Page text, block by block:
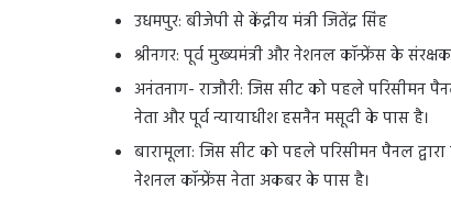
उधमपुर: बीजेपी से केंद्रीय मंत्री जितेंद्र सिंह
श्रीनगर: पूर्व मुख्यमंत्री और नेशनल कॉन्फ्रेंस के
अनंतनाग- राजौरी: जिस सीट को पहले परिसीमन
नेता और पूर्व न्यायाधीश हसनैन मसूदी के पास है।
बारामूला: जिस सीट को पहले परिसीमन पैनल द्वारा
नेशनल कॉन्फ्रेंस नेता अकबर के पास है।